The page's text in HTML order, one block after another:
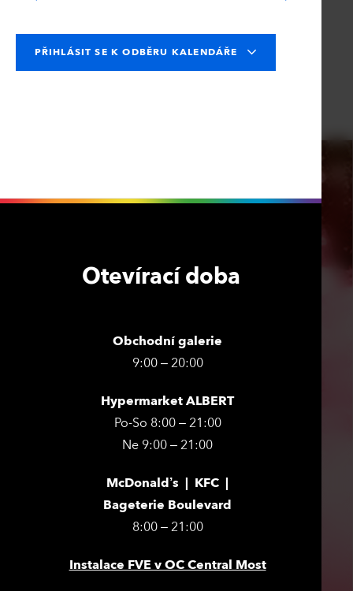
PŘIHLÁSIT SE K ODBĚRU KALENDÁŘE
Otevírací doba
Obchodní galerie
9:00 – 20:00
Hypermarket ALBERT
Po-So 8:00 – 21:00
Ne 9:00 – 21:00
McDonald’s | KFC |
Bageterie Boulevard
8:00 – 21:00
Instalace FVE v OC Central Most